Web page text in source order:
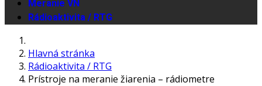
Meranie VN
Rádioaktivita / RTG
Hlavná stránka
Rádioaktivita / RTG
Prístroje na meranie žiarenia – rádiometre